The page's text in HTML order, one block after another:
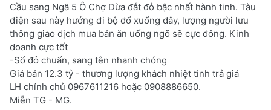
Cầu sang Ngã 5 Ô Chợ Dừa đắt đỏ bậc nhất hành tinh. Tàu
điện sau này hướng đi bộ đổ xuống đây, lượng người lưu
thông giao dịch mua bán ăn uống ngõ sẽ cực đông. Kinh
doanh cực tốt
-Sổ đỏ chuẩn, sang tên nhanh chóng
Giá bán 12.3 tỷ - thương lượng khách nhiệt tình trả giá
LH chính chủ 0967611216 hoặc 0908886650.
Miễn TG - MG.